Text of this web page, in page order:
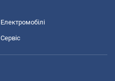
Електромобілі
Сервіс